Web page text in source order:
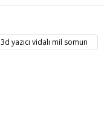
3d yazıcı vidalı mil somun